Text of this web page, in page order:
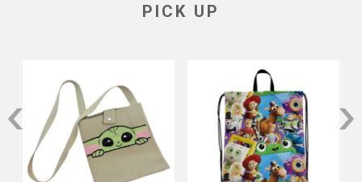
PICK UP